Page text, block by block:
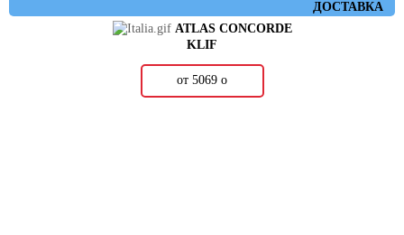
ДОСТАВКА
ATLAS CONCORDE
KLIF
от 5069 о